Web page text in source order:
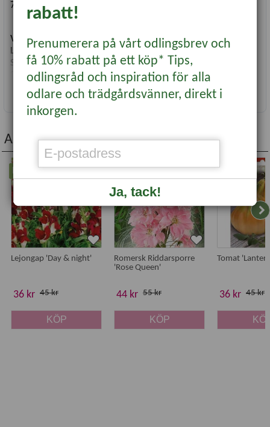
70 cm hög.
Vetenskapligt namn:Pycnosorus globosus
Läge:
Såtid:Försådd jan-apr Direktsådd maj-juni
Sådjup:
0.5 cm
Planteringsavstånd:
20 cm
Radavstånd: 40 cm
Blomning/Skörd:
Läs mer...
Andra köpte även...
-20%
Nyhet
Lejongap 'Day & night'
36 kr 45 kr
KÖP
-20%
Nyhet
Romersk Riddarsporre
'Rose Queen'
44 kr 55 kr
KÖP
Tomat
36 kr 45 kr
rabatt!
Prenumerera på vårt odlingsbrev och
få 10% rabatt på ett köp* Tips,
odlingsråd och inspiration för alla
odlare och trädgårdsvänner, direkt i
inkorgen.
Ja, tack!